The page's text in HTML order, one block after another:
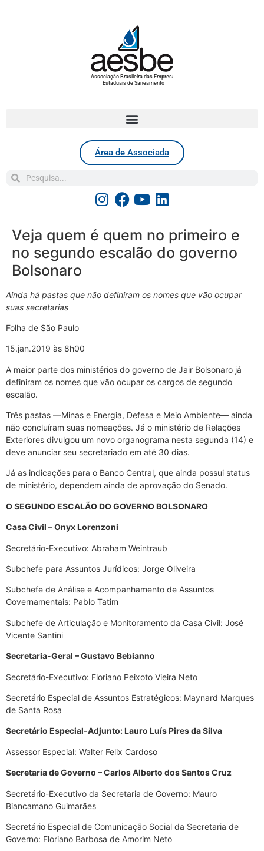
Associação Brasileira das Empresas
Estaduais de Saneamento
Área de Associada
Veja quem é quem no primeiro e
no segundo escalão do governo
Bolsonaro
Ainda há pastas que não definiram os nomes que vão ocupar
suas secretarias
Folha de São Paulo
15.jan.2019 às 8h00
A maior parte dos ministérios do governo de Jair Bolsonaro já
definiram os nomes que vão ocupar os cargos de segundo
escalão.
Três pastas —Minas e Energia, Defesa e Meio Ambiente— ainda
não concluíram suas nomeações. Já o ministério de Relações
Exteriores divulgou um novo organograma nesta segunda (14) e
deve anunciar seu secretariado em até 30 dias.
Já as indicações para o Banco Central, que ainda possui status
de ministério, dependem ainda de aprovação do Senado.​
O SEGUNDO ESCALÃO DO GOVERNO BOLSONARO
Casa Civil – Onyx Lorenzoni
Secretário-Executivo: Abraham Weintraub
Subchefe para Assuntos Jurídicos: Jorge Oliveira
Subchefe de Análise e Acompanhamento de Assuntos
Governamentais: Pablo Tatim
Subchefe de Articulação e Monitoramento da Casa Civil: José
Vicente Santini
Secretaria-Geral – Gustavo Bebianno
Secretário-Executivo: Floriano Peixoto Vieira Neto
Secretário Especial de Assuntos Estratégicos: Maynard Marques
de Santa Rosa
Secretário Especial-Adjunto: Lauro Luís Pires da Silva
Assessor Especial: Walter Felix Cardoso
Secretaria de Governo – Carlos Alberto dos Santos Cruz
Secretário-Executivo da Secretaria de Governo: Mauro
Biancamano Guimarães
Secretário Especial de Comunicação Social da Secretaria de
Governo: Floriano Barbosa de Amorim Neto